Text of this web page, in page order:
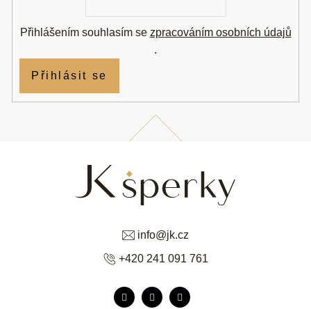
info@jk.cz
+420 241 091 761
Přihlášením souhlasím se zpracováním osobních údajů
.
Přihlásit se